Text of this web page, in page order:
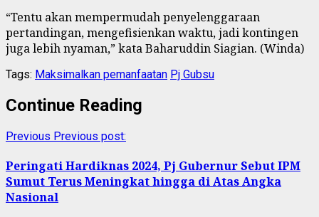
“Tentu akan mempermudah penyelenggaraan
pertandingan, mengefisienkan waktu, jadi kontingen
juga lebih nyaman,” kata Baharuddin Siagian. (Winda)
Tags: Maksimalkan pemanfaatan Pj Gubsu
Continue Reading
Previous Previous post:
Peringati Hardiknas 2024, Pj Gubernur Sebut IPM
Sumut Terus Meningkat hingga di Atas Angka
Nasional